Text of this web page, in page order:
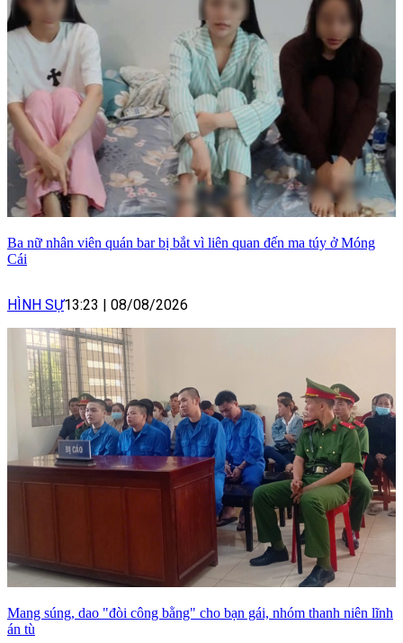
Ba nữ nhân viên quán bar bị bắt vì liên quan đến ma túy ở Móng
Cái
HÌNH SỰ13:23 08/08/2026
Mang súng, dao "đòi công bằng" cho bạn gái, nhóm thanh niên lĩnh
án tù